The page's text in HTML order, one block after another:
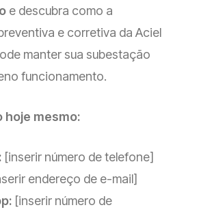
e descubra como a
e corretiva da Aciel
manter sua subestação
funcionamento.
hoje mesmo:
[inserir número de telefone]
endereço de e-mail]
[inserir número de